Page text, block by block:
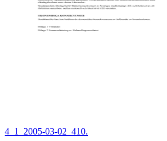
4_1_2005-03-02_410.